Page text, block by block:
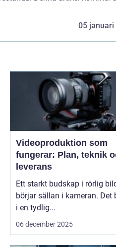
05 januari
Videoproduktion som
fungerar: Plan, teknik
leverans
Ett starkt budskap i rörlig
börjar sällan i kameran. Det
i en tydlig...
06 december 2025